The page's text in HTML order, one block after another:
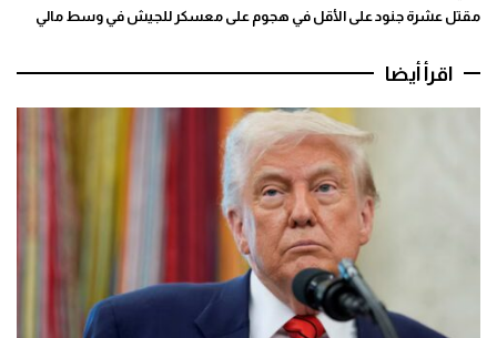
مقتل عشرة جنود على الأقل في هجوم على معسكر للجيش في وسط مالي
اقرأ أيضا